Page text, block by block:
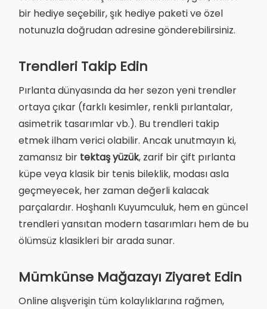
bir hediye seçebilir, şık hediye paketi ve özel
notunuzla doğrudan adresine gönderebilirsiniz.
Trendleri Takip Edin
Pırlanta dünyasında da her sezon yeni trendler
ortaya çıkar (farklı kesimler, renkli pırlantalar,
asimetrik tasarımlar vb.). Bu trendleri takip
etmek ilham verici olabilir. Ancak unutmayın ki,
zamansız bir tektaş yüzük, zarif bir çift pırlanta
küpe veya klasik bir tenis bileklik, modası asla
geçmeyecek, her zaman değerli kalacak
parçalardır. Hoşhanlı Kuyumculuk, hem en güncel
trendleri yansıtan modern tasarımları hem de bu
ölümsüz klasikleri bir arada sunar.
Mümkünse Mağazayı Ziyaret Edin
Online alışverişin tüm kolaylıklarına rağmen,